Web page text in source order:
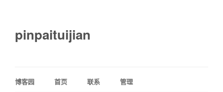
pinpaituijian
博客园 首页 联系 管理